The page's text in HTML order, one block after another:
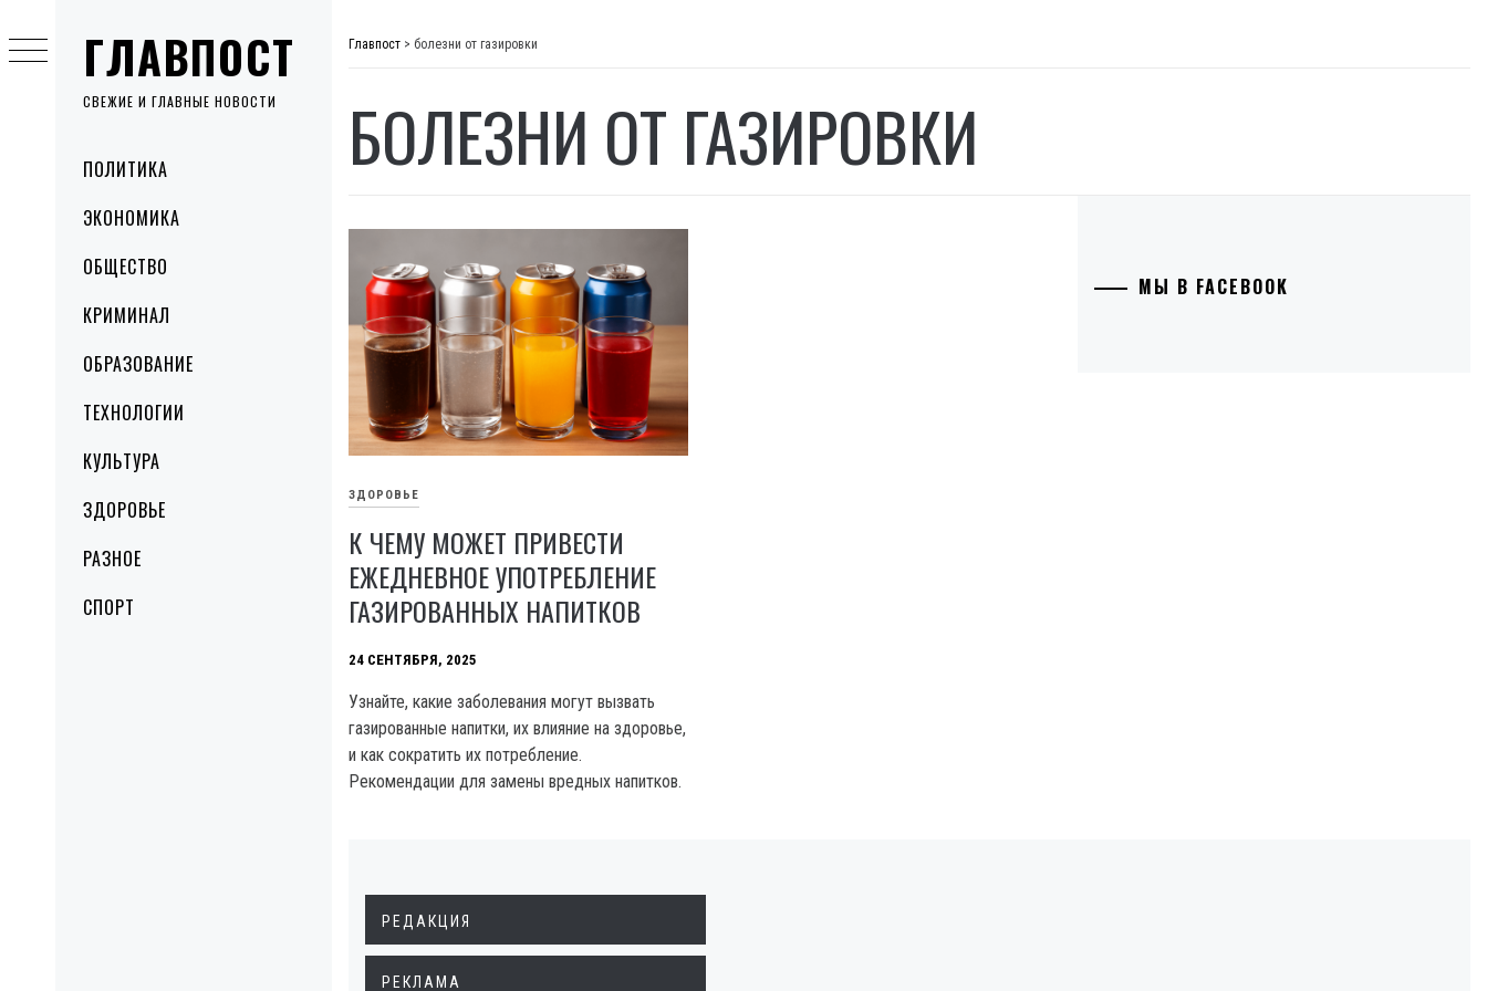
ГЛАВПОСТ
СВЕЖИЕ И ГЛАВНЫЕ НОВОСТИ
MenuПОЛИТИКА
ЭКОНОМИКА
ОБЩЕСТВО
КРИМИНАЛ
ОБРАЗОВАНИЕ
ТЕХНОЛОГИИ
КУЛЬТУРА
ЗДОРОВЬЕ
РАЗНОЕ
СПОРТ
to
content
Главпост > болезни от газировки
БОЛЕЗНИ ОТ ГАЗИРОВКИ
ЗДОРОВЬЕ
К ЧЕМУ МОЖЕТ ПРИВЕСТИ
ЕЖЕДНЕВНОЕ УПОТРЕБЛЕНИЕ
ГАЗИРОВАННЫХ НАПИТКОВ
24 СЕНТЯБРЯ, 2025
Узнайте, какие заболевания могут вызвать
газированные напитки, их влияние на здоровье,
и как сократить их потребление.
Рекомендации для замены вредных напитков.
МЫ В FACEBOOK
РЕДАКЦИЯ
РЕКЛАМА